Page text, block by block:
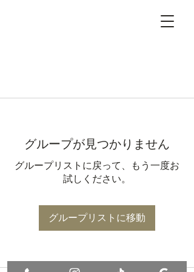
グループが見つかりません
グループリストに戻って、もう一度お
試しください。
グループリストに移動